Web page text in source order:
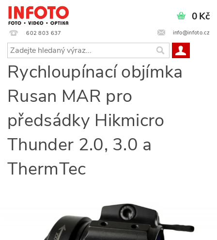
602 803 637 info@infoto.cz
0 Kč
Rychloupínací objímka
Rusan MAR pro
předsádky Hikmicro
Thunder 2.0, 3.0 a
ThermTec